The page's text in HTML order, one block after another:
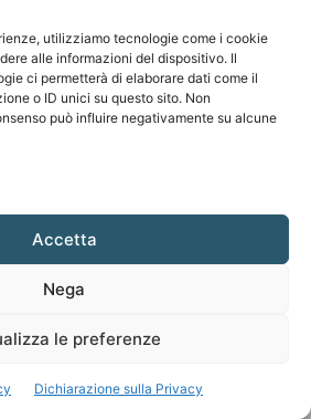
utilizziamo tecnologie come i cookie
alle informazioni del dispositivo. Il
ci permetterà di elaborare dati come il
o ID unici su questo sito. Non
può influire negativamente su alcune
Accetta
Nega
le preferenze
Dichiarazione sulla Privacy